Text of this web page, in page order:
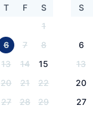
T F
S
1
6 7
8
13 14
15
20 21
22
27 28
29
S
6
13
20
27